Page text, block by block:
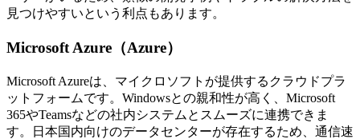
見つけやすいという利点もあります。
Microsoft Azure（Azure）
Microsoft Azureは、マイクロソフトが提供するクラウドプラ
ットフォームです。Windowsとの親和性が高く、Microsoft
365やTeamsなどの社内システムとスムーズに連携できま
す。日本国内向けのデータセンターが存在するため、通信速